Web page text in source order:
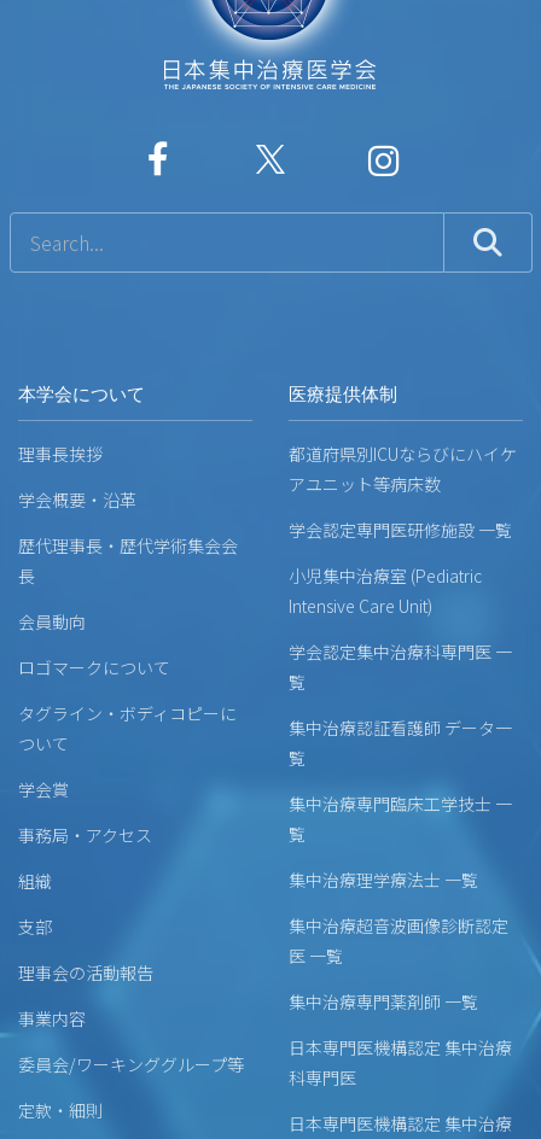
本学会について
理事長挨拶
学会概要・沿革
歴代理事長・歴代学術集会会
長
会員動向
ロゴマークについて
タグライン・ボディコピーに
ついて
学会賞
事務局・アクセス
組織
支部
理事会の活動報告
事業内容
委員会/ワーキンググループ等
定款・細則
医療提供体制
都道府県別ICUならびにハイケ
アユニット等病床数
学会認定専門医研修施設 一覧
小児集中治療室 (Pediatric
Intensive Care Unit)
学会認定集中治療科専門医 一
覧
集中治療認証看護師 データ一
覧
集中治療専門臨床工学技士 一
覧
集中治療理学療法士 一覧
集中治療超音波画像診断認定
医 一覧
集中治療専門薬剤師 一覧
日本専門医機構認定 集中治療
科専門医
日本専門医機構認定 集中治療